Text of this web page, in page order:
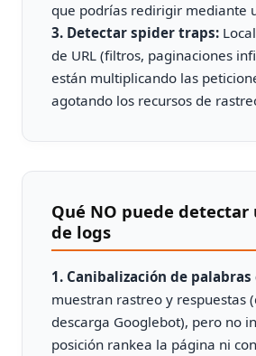
que podrías redirigir mediante
3. Detectar spider traps:
de URL (filtros, paginaciones
están multiplicando las
agotando los recursos de
Qué NO puede detectar
de logs
1. Canibalización de palabras
muestran rastreo y respuestas
descarga Googlebot), pero no
posición rankea la página ni